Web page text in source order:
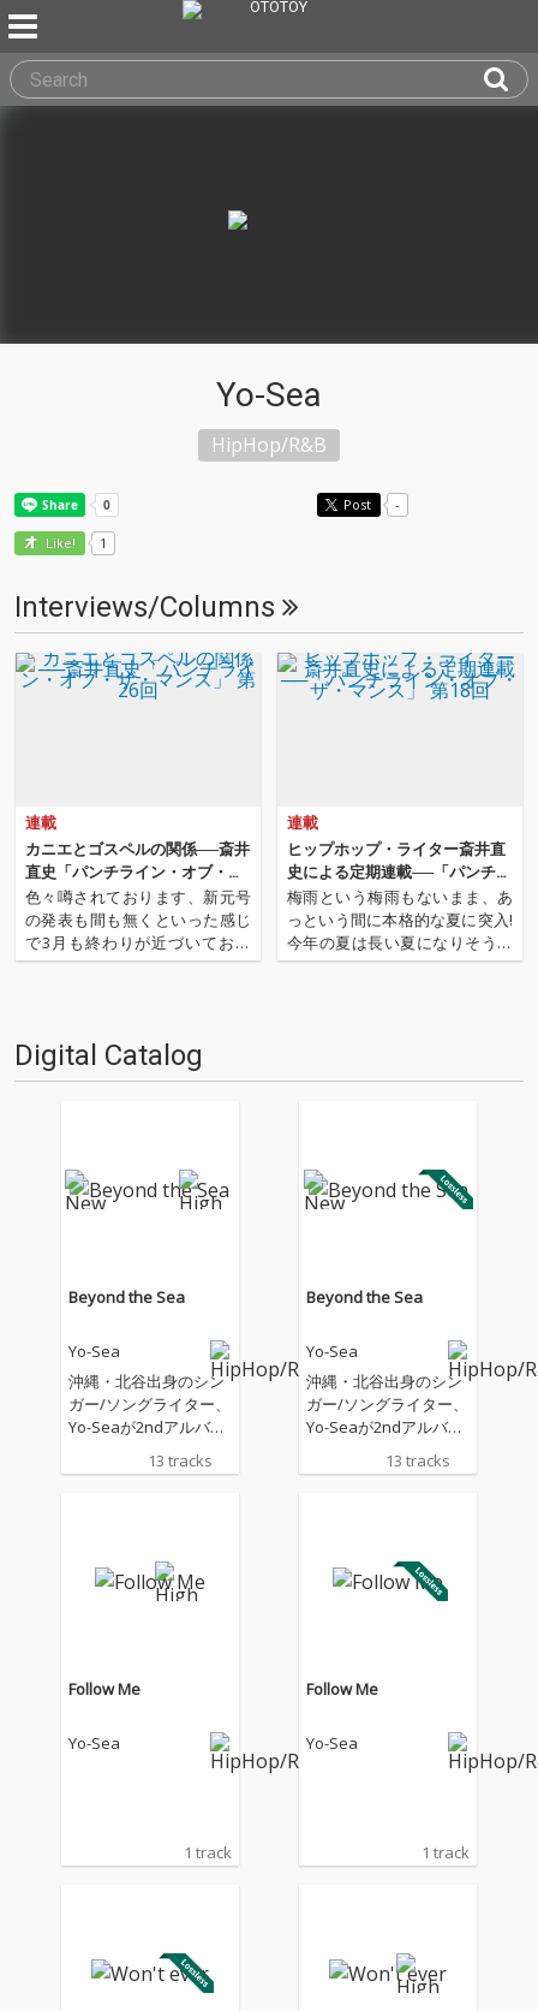
Yo-Sea
HipHop/R&B
Post -
Like! 1
Interviews/Columns
連載
カニエとゴスペルの関係──斎井
直史「パンチライン・オブ・
ザ・マンス」 第26回
色々噂されております、新元号
の発表も間も無くといった感じ
で3月も終わりが近づいており
ますが今月も「パンチライン・
〈Sony Music Labels〉と契約
後…
連載
ヒップホップ・ライター斎井直
史による定期連載──「パンチラ
イン・オブ・ザ・マンス」 第18
回
梅雨という梅雨もないまま、あ
っという間に本格的な夏に突入!
今年の夏は長い夏になりそうな
予感! 今月も「パンチライン・オ
ーティストもラヴ・コ…
Digital Catalog
Beyond the Sea
Yo-Sea
沖縄・北谷出身のシン
ガー/ソングライター、
Yo-Seaが2ndアルバム
『Beyond the Sea』を
リリース。 2023年の1s
low Me」「Won't eve
r」「Wonderland」
が参加し、「New Jour
ney feat. 5lack」はAru
aVa」はGooDeeが作
曲を手がけた。ほかに
川翔と宮川純、「4A
ナ」も新たなアルバム
バージョンで収録さ
れ、生楽器の響きとバ
13 tracks
Beyond the Sea
Yo-Sea
沖縄・北谷出身のシン
ガー/ソングライター、
Yo-Seaが2ndアルバム
『Beyond the Sea』を
リリース。 2023年の1s
low Me」「Won't eve
r」「Wonderland」
が参加し、「New Jour
ney feat. 5lack」はAru
aVa」はGooDeeが作
曲を手がけた。ほかに
川翔と宮川純、「4A
ナ」も新たなアルバム
バージョンで収録さ
れ、生楽器の響きとバ
13 tracks
Follow Me
Yo-Sea
1 track
Follow Me
Yo-Sea
1 track